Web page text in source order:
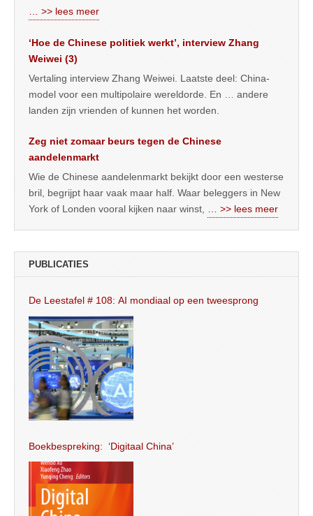
… >> lees meer
‘Hoe de Chinese politiek werkt’, interview Zhang
Weiwei (3)
Vertaling interview Zhang Weiwei. Laatste deel: China-
model voor een multipolaire wereldorde. En … andere
landen zijn vrienden of kunnen het worden.
Zeg niet zomaar beurs tegen de Chinese
aandelenmarkt
Wie de Chinese aandelenmarkt bekijkt door een westerse
bril, begrijpt haar vaak maar half. Waar beleggers in New
York of Londen vooral kijken naar winst,
… >> lees meer
PUBLICATIES
De Leestafel # 108: AI mondiaal op een tweesprong
Boekbespreking: ‘Digitaal China’